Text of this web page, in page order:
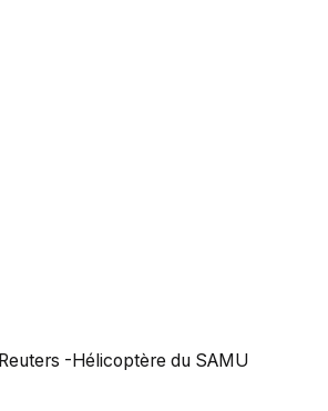
Reuters -Hélicoptère du SAMU